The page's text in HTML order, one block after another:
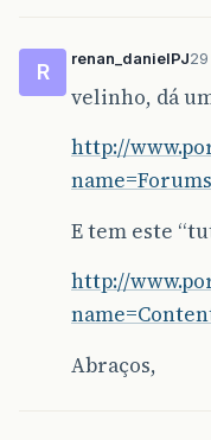
R
renan_danielPJ
velinho, dá
http://
E tem este
http://
Abraços,